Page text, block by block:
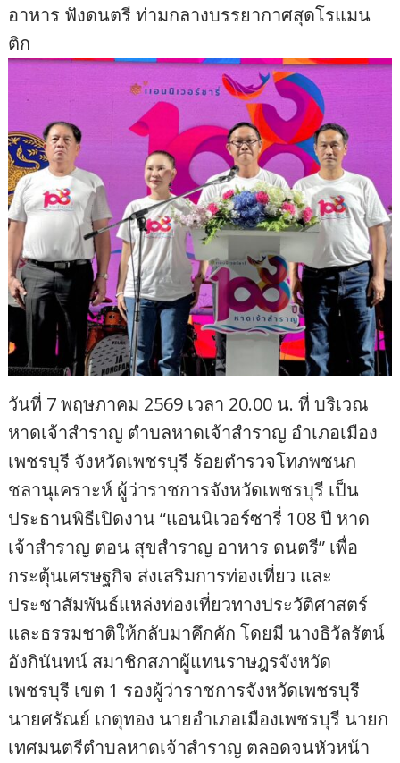
อาหาร ฟังดนตรี ท่ามกลางบรรยากาศสุดโรแมน
ติก
วันที่ 7 พฤษภาคม 2569 เวลา 20.00 น. ที่ บริเวณ
หาดเจ้าสำราญ ตำบลหาดเจ้าสำราญ อำเภอเมือง
เพชรบุรี จังหวัดเพชรบุรี ร้อยตำรวจโทภพชนก
ชลานุเคราะห์ ผู้ว่าราชการจังหวัดเพชรบุรี เป็น
ประธานพิธีเปิดงาน “แอนนิเวอร์ซารี่ 108 ปี หาด
เจ้าสำราญ ตอน สุขสำราญ อาหาร ดนตรี” เพื่อ
กระตุ้นเศรษฐกิจ ส่งเสริมการท่องเที่ยว และ
ประชาสัมพันธ์แหล่งท่องเที่ยวทางประวัติศาสตร์
และธรรมชาติให้กลับมาคึกคัก โดยมี นางธิวัลรัตน์
อังกินันทน์ สมาชิกสภาผู้แทนราษฎรจังหวัด
เพชรบุรี เขต 1 รองผู้ว่าราชการจังหวัดเพชรบุรี
นายศรัณย์ เกตุทอง นายอำเภอเมืองเพชรบุรี นายก
เทศมนตรีตำบลหาดเจ้าสำราญ ตลอดจนหัวหน้า